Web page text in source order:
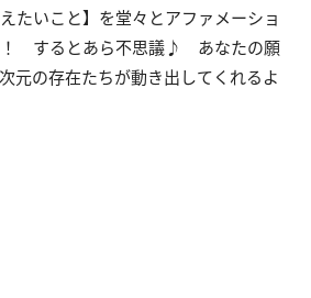
たいこと】を堂々とアファメーショ
！ するとあら不思議♪ あなたの願
元の存在たちが動き出してくれるよ